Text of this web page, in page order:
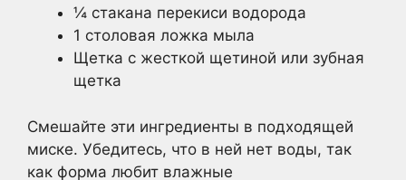
¼ стакана перекиси водорода
1 столовая ложка мыла
Щетка с жесткой щетиной или зубная
щетка
Смешайте эти ингредиенты в подходящей
миске. Убедитесь, что в ней нет воды, так
как форма любит влажные